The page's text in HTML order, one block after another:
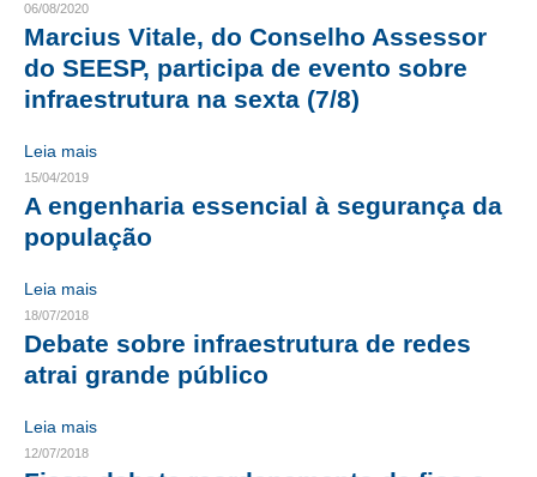
CONTRIBUIÇÃO SINDICAL URBANA
REVISÃO DE APOSENTADORIA
FGTS EXPURGOS
FGTS CORREÇÃO
LEGISLAÇÃO
LEI 4.950-A/1966 – PISO SALARIAL
LEI 5.194/1966 – REGULAMENTAÇÃO DA PROFISSÃO
LEI 6.496/1977 – ART
06/08/2020
Marcius Vitale, do Conselho Assessor
do SEESP, participa de evento sobre
infraestrutura na sexta (7/8)
Leia mais
15/04/2019
A engenharia essencial à segurança da
população
Leia mais
18/07/2018
Debate sobre infraestrutura de redes
atrai grande público
Leia mais
12/07/2018